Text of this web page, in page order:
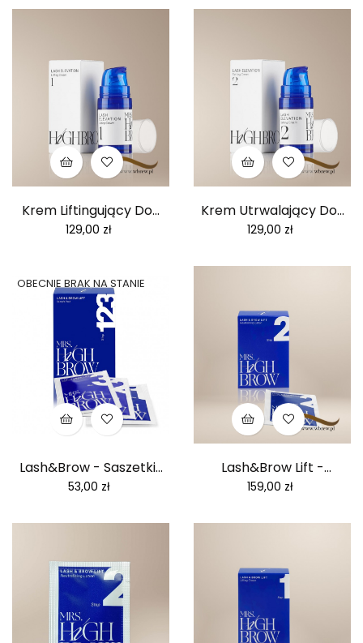
Krem Liftingujący Do...
Cena
129,00 zł
Krem Utrwalający Do...
Cena
129,00 zł
OBECNIE BRAK NA STANIE
Lash&Brow - Saszetki...
Cena
53,00 zł
Lash&Brow Lift -
Balsam...
Cena
159,00 zł